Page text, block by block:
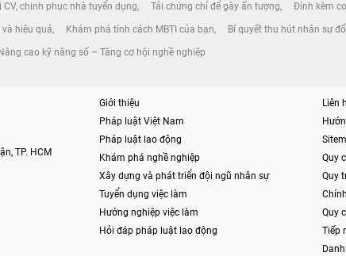
CV, chinh phục nhà tuyển dụng Tải chứng chỉ để gây ấn tượng Đính kèm
hiệu quả Khám phá tính cách MBTI của bạn Bí quyết thu hút nhân sự
cao kỹ năng số – Tăng cơ hội nghề nghiệp
TP. HCM
Giới thiệu
Pháp luật Việt Nam
Pháp luật lao động
Khám phá nghề nghiệp
Xây dựng và phát triển đội ngũ nhân sự
Tuyển dụng việc làm
Hướng nghiệp việc làm
Hỏi đáp pháp luật lao động
Liên
Quy
Quy
Quy
Tiếp